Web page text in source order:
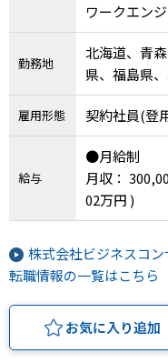
ワークエン
勤務地
北海道、青
県、福島県
千葉県、東
川県、福井
県、愛知県
兵庫県、奈
山県、広島
県、高知県
大分県、宮
雇用形態 契約社員(登
給与
●月給制
月収：
02万円 )
株式会社ビジネスコ
転職情報の一覧はこちら
お気に入り追加